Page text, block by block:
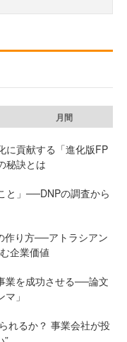
月間
に貢献する「進化版FP
秘訣とは
と」──DNPの調査から
作り方──アトラシアン
企業価値
業を成功させる──論文
」
れるか？ 事業会社が投